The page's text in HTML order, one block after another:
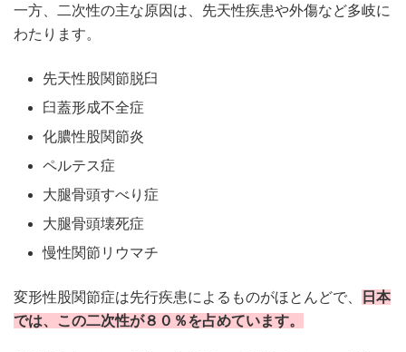
一方、二次性の主な原因は、先天性疾患や外傷など多岐に
わたります。
先天性股関節脱臼
臼蓋形成不全症
化膿性股関節炎
ペルテス症
大腿骨頭すべり症
大腿骨頭壊死症
慢性関節リウマチ
変形性股関節症は先行疾患によるものがほとんどで、
日本
では、この二次性が８０％を占めています。